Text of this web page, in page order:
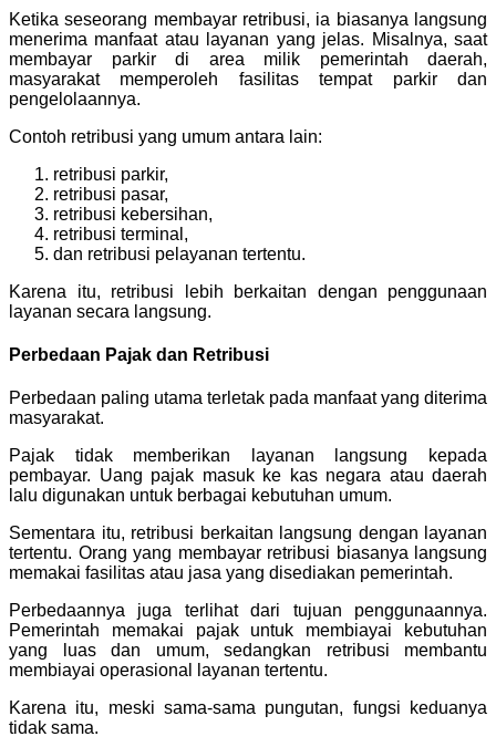
Ketika seseorang membayar retribusi, ia biasanya langsung
menerima manfaat atau layanan yang jelas. Misalnya, saat
membayar parkir di area milik pemerintah daerah,
masyarakat memperoleh fasilitas tempat parkir dan
pengelolaannya.
Contoh retribusi yang umum antara lain:
retribusi parkir,
retribusi pasar,
retribusi kebersihan,
retribusi terminal,
dan retribusi pelayanan tertentu.
Karena itu, retribusi lebih berkaitan dengan penggunaan
layanan secara langsung.
Perbedaan Pajak dan Retribusi
Perbedaan paling utama terletak pada manfaat yang diterima
masyarakat.
Pajak tidak memberikan layanan langsung kepada
pembayar. Uang pajak masuk ke kas negara atau daerah
lalu digunakan untuk berbagai kebutuhan umum.
Sementara itu, retribusi berkaitan langsung dengan layanan
tertentu. Orang yang membayar retribusi biasanya langsung
memakai fasilitas atau jasa yang disediakan pemerintah.
Perbedaannya juga terlihat dari tujuan penggunaannya.
Pemerintah memakai pajak untuk membiayai kebutuhan
yang luas dan umum, sedangkan retribusi membantu
membiayai operasional layanan tertentu.
Karena itu, meski sama-sama pungutan, fungsi keduanya
tidak sama.